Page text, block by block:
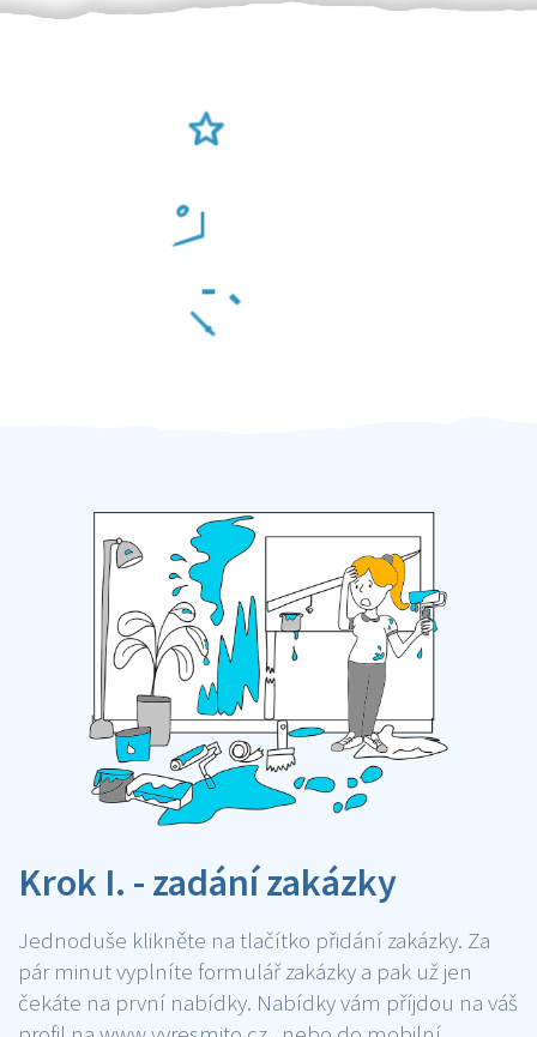
Krok I. - zadání zakázky
Jednoduše klikněte na tlačítko přidání zakázky. Za
pár minut vyplníte formulář zakázky a pak už jen
čekáte na první nabídky. Nabídky vám příjdou na váš